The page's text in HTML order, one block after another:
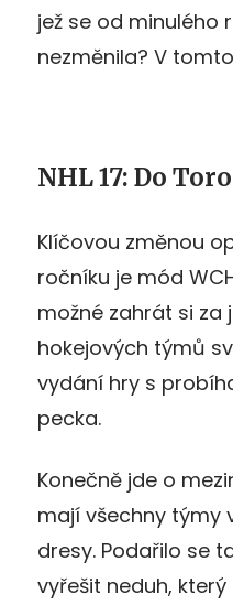
jež se od minulého
nezměnila? V
NHL 17: Do
Klíčovou změnou
ročníku je mód
možné zahrát si za
hokejových týmů
vydání hry s
pecka.
Konečně jde o
mají všechny týmy
dresy. Podařilo se
vyřešit neduh,